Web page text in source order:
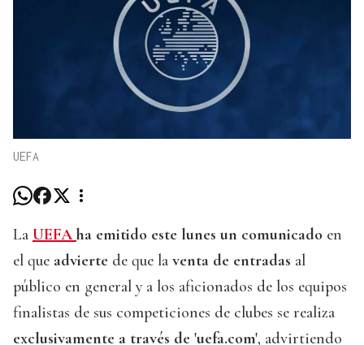
UEFA
La UEFA ha emitido este lunes un comunicado en
el que advierte de que la venta de entradas al
público en general y a los aficionados de los equipos
finalistas de sus competiciones de clubes se realiza
exclusivamente a través de 'uefa.com', advirtiendo